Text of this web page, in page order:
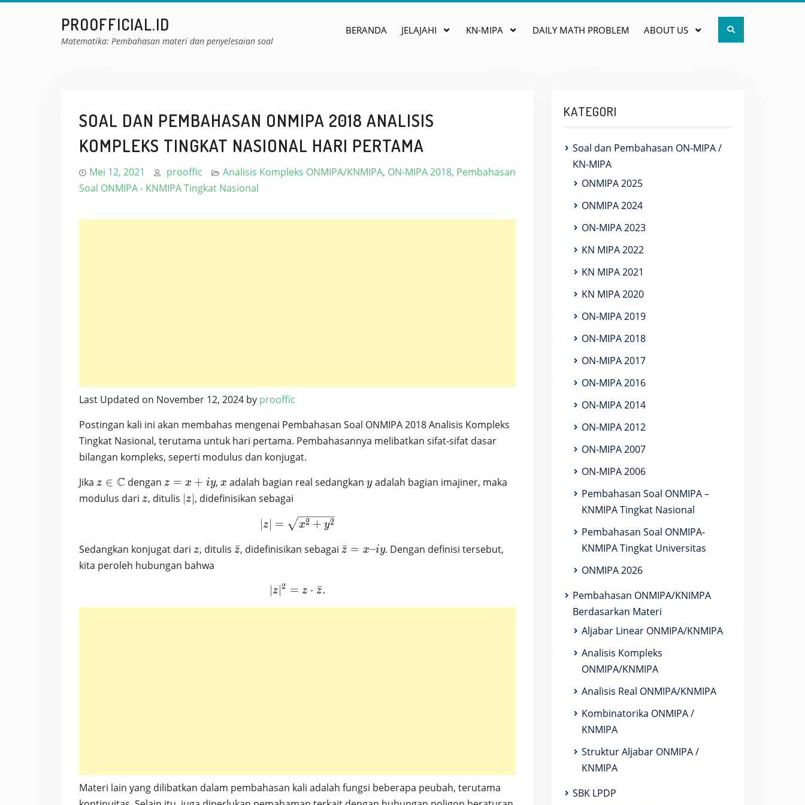
PROOFFICIAL.ID
Matematika: Pembahasan materi dan penyelesaian soal
BERANDA JELAJAHI KN-MIPA DAILY MATH PROBLEM ABOUT US Search
SOAL DAN PEMBAHASAN ONMIPA 2018 ANALISIS
KOMPLEKS TINGKAT NASIONAL HARI PERTAMA
Mei 12, 2021 prooffic Analisis Kompleks ONMIPA/KNMIPA, ON-MIPA 2018, Pembahasan
Soal ONMIPA - KNMIPA Tingkat Nasional
Last Updated on November 12, 2024 by prooffic
Postingan kali ini akan membahas mengenai Pembahasan Soal ONMIPA 2018 Analisis Kompleks
Tingkat Nasional, terutama untuk hari pertama. Pembahasannya melibatkan sifat-sifat dasar
bilangan kompleks, seperti modulus dan konjugat.
Jika z \in
\mathbb{C}
z ∈ C dengan z
=
z = x + iy,x
x adalah bagian real sedangkany
y adalah bagian imajiner, maka
modulus dari z
z, ditulis |z|
z , didefinisikan sebagai
|z| =\sqrt{ x^2 +y^2}
z = x2 + y2
Sedangkan konjugat dari z
z, ditulis \bar{z}
z
ˉ, didefinisikan sebagai \bar{z}
z
ˉ = x–iy. Dengan definisi tersebut,
kita peroleh hubungan bahwa
|z|^2 = z \cdot \bar{z}.
∣z ∣2 = z ⋅ z
ˉ.
Materi lain yang dilibatkan dalam pembahasan kali adalah fungsi beberapa peubah, terutama
KATEGORI
Soal dan Pembahasan ON-MIPA /
KN-MIPA
ONMIPA 2025
ONMIPA 2024
ON-MIPA 2023
KN MIPA 2022
KN MIPA 2021
KN MIPA 2020
ON-MIPA 2019
ON-MIPA 2018
ON-MIPA 2017
ON-MIPA 2016
ON-MIPA 2014
ON-MIPA 2012
ON-MIPA 2007
ON-MIPA 2006
Pembahasan Soal ONMIPA –
KNMIPA Tingkat Nasional
Pembahasan Soal ONMIPA-
KNMIPA Tingkat Universitas
ONMIPA 2026
Pembahasan ONMIPA/KNIMPA
Berdasarkan Materi
Aljabar Linear ONMIPA/KNMIPA
Analisis Kompleks
ONMIPA/KNMIPA
Analisis Real ONMIPA/KNMIPA
Kombinatorika ONMIPA /
KNMIPA
Struktur Aljabar ONMIPA /
KNMIPA
SBK LPDP